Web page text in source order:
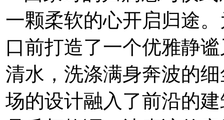
一颗柔软的心开启归途
口前打造了一个优雅静
清水，洗涤满身奔波的
场的设计融入了前沿的